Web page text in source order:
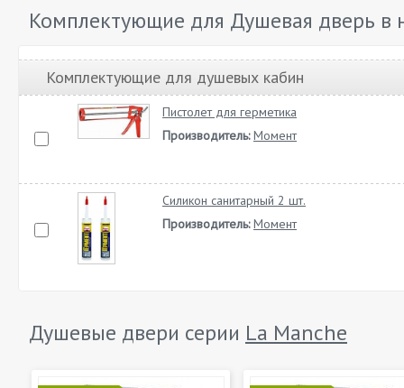
Комплектующие для Душевая дверь
Комплектующие для душевых кабин
Пистолет для герметика
Производитель: Момент
Силикон санитарный 2 шт.
Производитель: Момент
Душевые двери серии La Manche